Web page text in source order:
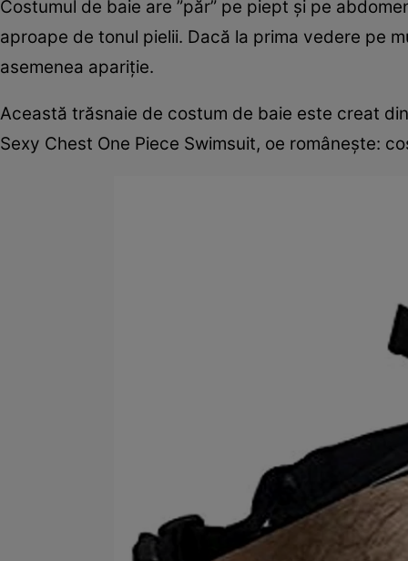
Costumul de baie are ”păr” pe piept și pe
aproape de tonul pielii. Dacă la prima vedere pe
asemenea apariție.
Această trăsnaie de costum de baie este creat
Sexy Chest One Piece Swimsuit, oe românește: